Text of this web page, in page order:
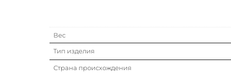
Вес
Тип изделия
Страна происхождения